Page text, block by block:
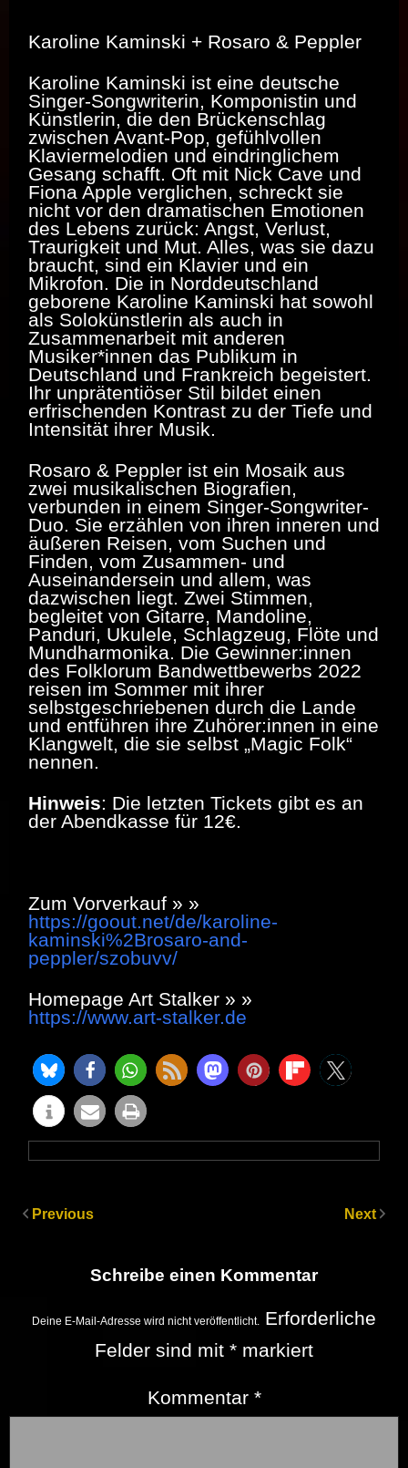
Karoline Kaminski + Rosaro & Peppler
Karoline Kaminski ist eine deutsche
Singer-Songwriterin, Komponistin und
Künstlerin, die den Brückenschlag
zwischen Avant-Pop, gefühlvollen
Klaviermelodien und eindringlichem
Gesang schafft. Oft mit Nick Cave und
Fiona Apple verglichen, schreckt sie
nicht vor den dramatischen Emotionen
des Lebens zurück: Angst, Verlust,
Traurigkeit und Mut. Alles, was sie dazu
braucht, sind ein Klavier und ein
Mikrofon. Die in Norddeutschland
geborene Karoline Kaminski hat sowohl
als Solokünstlerin als auch in
Zusammenarbeit mit anderen
Musiker*innen das Publikum in
Deutschland und Frankreich begeistert.
Ihr unprätentiöser Stil bildet einen
erfrischenden Kontrast zu der Tiefe und
Intensität ihrer Musik.
Rosaro & Peppler ist ein Mosaik aus
zwei musikalischen Biografien,
verbunden in einem Singer-Songwriter-
Duo. Sie erzählen von ihren inneren und
äußeren Reisen, vom Suchen und
Finden, vom Zusammen- und
Auseinandersein und allem, was
dazwischen liegt. Zwei Stimmen,
begleitet von Gitarre, Mandoline,
Panduri, Ukulele, Schlagzeug, Flöte und
Mundharmonika. Die Gewinner:innen
des Folklorum Bandwettbewerbs 2022
reisen im Sommer mit ihrer
selbstgeschriebenen durch die Lande
und entführen ihre Zuhörer:innen in eine
Klangwelt, die sie selbst „Magic Folk“
nennen.
Hinweis: Die letzten Tickets gibt es an
der Abendkasse für 12€.
Zum Vorverkauf » »
https://goout.net/de/karoline-
kaminski%2Brosaro-and-
peppler/szobuvv/
Homepage Art Stalker » »
https://www.art-stalker.de
Previous Next
Schreibe einen Kommentar
Deine E-Mail-Adresse wird nicht veröffentlicht. Erforderliche
Felder sind mit * markiert
Kommentar *